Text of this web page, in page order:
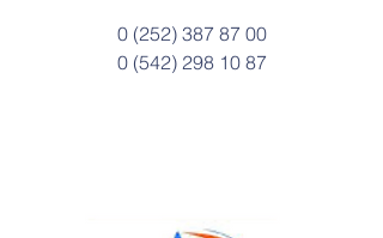
0 (252) 387 87 00
0 (542) 298 10 87